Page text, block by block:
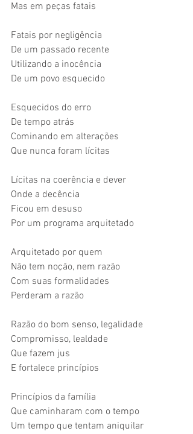
Mas em peças fatais
Fatais por negligência
De um passado recente
Utilizando a inocência
De um povo esquecido
Esquecidos do erro
De tempo atrás
Cominando em alterações
Que nunca foram lícitas
Lícitas na coerência e dever
Onde a decência
Ficou em desuso
Por um programa arquitetado
Arquitetado por quem
Não tem noção, nem razão
Com suas formalidades
Perderam a razão
Razão do bom senso, legalidade
Compromisso, lealdade
Que fazem jus
E fortalece princípios
Princípios da família
Que caminharam com o tempo
Um tempo que tentam aniquilar